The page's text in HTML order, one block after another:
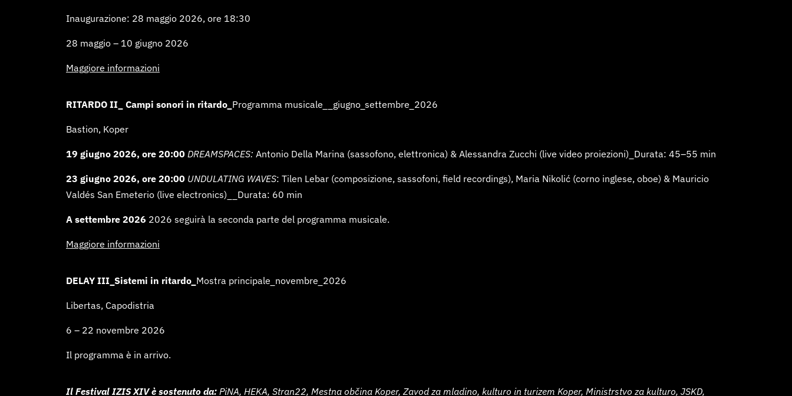
Inaugurazione: 28 maggio 2026, ore 18:30
28 maggio – 10 giugno 2026
Maggiore informazioni
RITARDO II_ Campi sonori in ritardo_ Programma musicale__giugno_settembre_2026
Bastion, Koper
19 giugno 2026, ore 20:00 DREAMSPACES: Antonio Della Marina (sassofono, elettronica) & Alessandra Zucchi (live video proiezioni)_Durata: 45–55 min
23 giugno 2026, ore 20:00 UNDULATING WAVES: Tilen Lebar (composizione, sassofoni, field recordings), Maria Nikolić (corno inglese, oboe) & Mauricio
Valdés San Emeterio (live electronics)__Durata: 60 min
A settembre 2026 2026 seguirà la seconda parte del programma musicale.
Maggiore informazioni
DELAY III_Sistemi in ritardo_ Mostra principale_novembre_2026
Libertas, Capodistria
6 – 22 novembre 2026
Il programma è in arrivo.
Il Festival IZIS XIV è sostenuto da: PiNA, HEKA, Stran22, Mestna občina Koper, Zavod za mladino, kulturo in turizem Koper, Ministrstvo za kulturo, JSKD,